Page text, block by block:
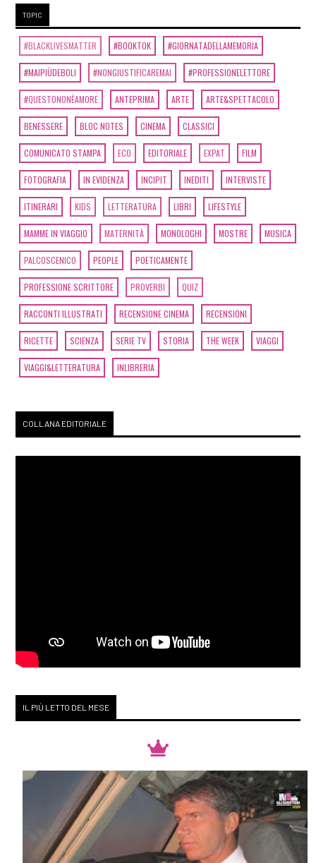
TOPIC
#BLACKLIVESMATTER #BOOKTOK #GIORNATADELLAMEMORIA
#MAIPIÙDEBOLI #NONGIUSTIFICAREMAI #PROFESSIONELETTORE
#QUESTONONÈAMORE ANTEPRIMA ARTE ARTE&SPETTACOLO
BENESSERE BLOC NOTES CINEMA CLASSICI
COMUNICATO STAMPA ECO EDITORIALE EXPAT FILM
FOTOGRAFIA IN EVIDENZA INCIPIT INEDITI INTERVISTE
ITINERARI KIDS LETTERATURA LIBRI LIFESTYLE
MAMME IN VIAGGIO MATERNITÀ MONOLOGHI MOSTRE MUSICA
PALCOSCENICO PEOPLE POETICAMENTE
PROFESSIONE SCRITTORE PROVERBI QUIZ
RACCONTI ILLUSTRATI RECENSIONE CINEMA RECENSIONI
RICETTE SCIENZA SERIE TV STORIA THE WEEK VIAGGI
VIAGGI&LETTERATURA INLIBRERIA
COLLANA EDITORIALE
IL PIÙ LETTO DEL MESE